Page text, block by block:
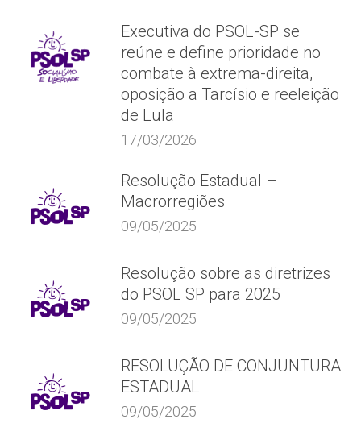
Executiva do PSOL-SP se
reúne e define prioridade no
combate à extrema-direita,
oposição a Tarcísio e reeleição
de Lula
17/03/2026
Resolução Estadual –
Macrorregiões
09/05/2025
Resolução sobre as diretrizes
do PSOL SP para 2025
09/05/2025
RESOLUÇÃO DE CONJUNTURA
ESTADUAL
09/05/2025